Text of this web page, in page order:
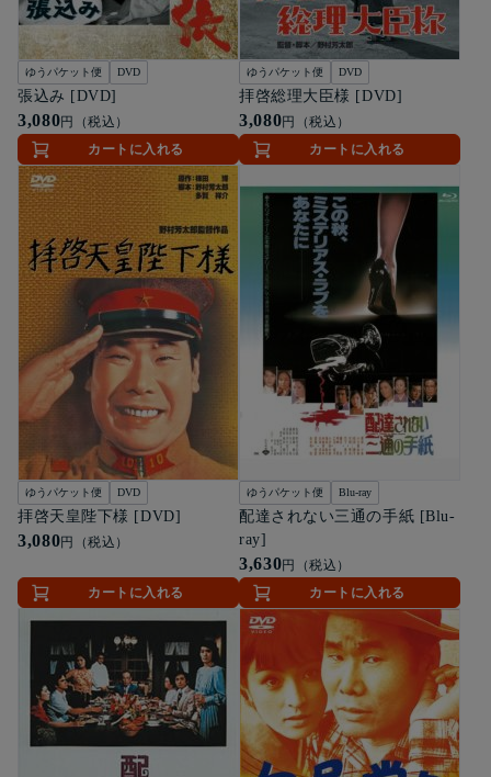
ゆうパケット便 DVD
張込み [DVD]
3,080円（税込）
カートに入れる
ゆうパケット便 DVD
拝啓総理大臣様 [DVD]
3,080円（税込）
カートに入れる
ゆうパケット便 DVD
拝啓天皇陛下様 [DVD]
3,080円（税込）
カートに入れる
ゆうパケット便 Blu-ray
配達されない三通の手紙 [Blu-
ray]
3,630円（税込）
カートに入れる